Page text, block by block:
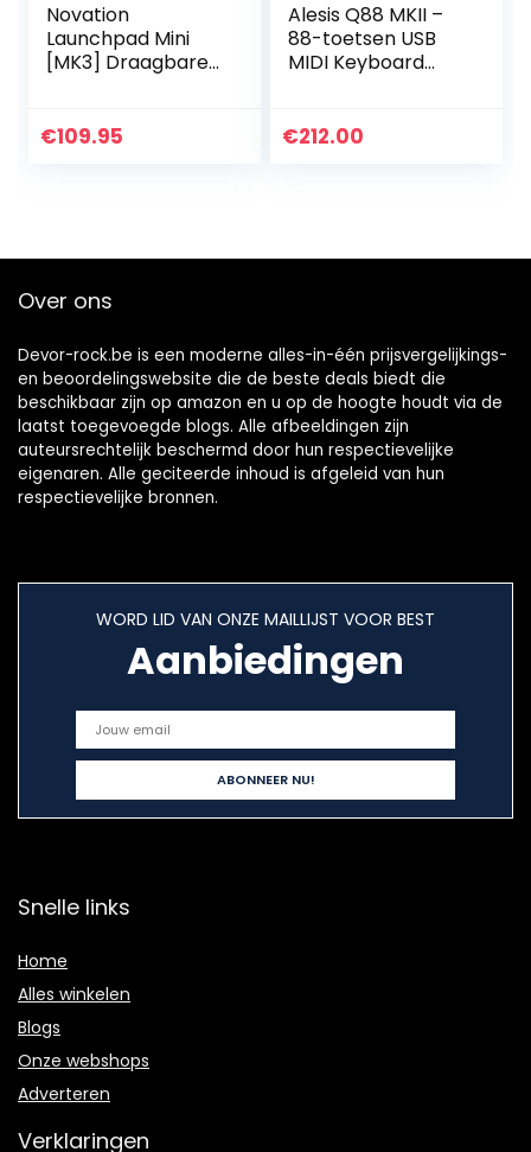
Novation
Launchpad Mini
[MK3] Draagbare
pads, voor
€109.95
Alesis Q88 MKII –
88-toetsen USB
MIDI Keyboard
aanslaggevoelige
€212.00
Over ons
Devor-rock.be is een moderne alles-in-één prijsvergelijkings-
en beoordelingswebsite die de beste deals biedt die
beschikbaar zijn op amazon en u op de hoogte houdt via de
laatst toegevoegde blogs. Alle afbeeldingen zijn
auteursrechtelijk beschermd door hun respectievelijke
eigenaren. Alle geciteerde inhoud is afgeleid van hun
respectievelijke bronnen.
WORD LID VAN ONZE MAILLIJST VOOR BEST
Aanbiedingen
Snelle links
Home
Alles winkelen
Blogs
Onze webshops
Adverteren
Verklaringen